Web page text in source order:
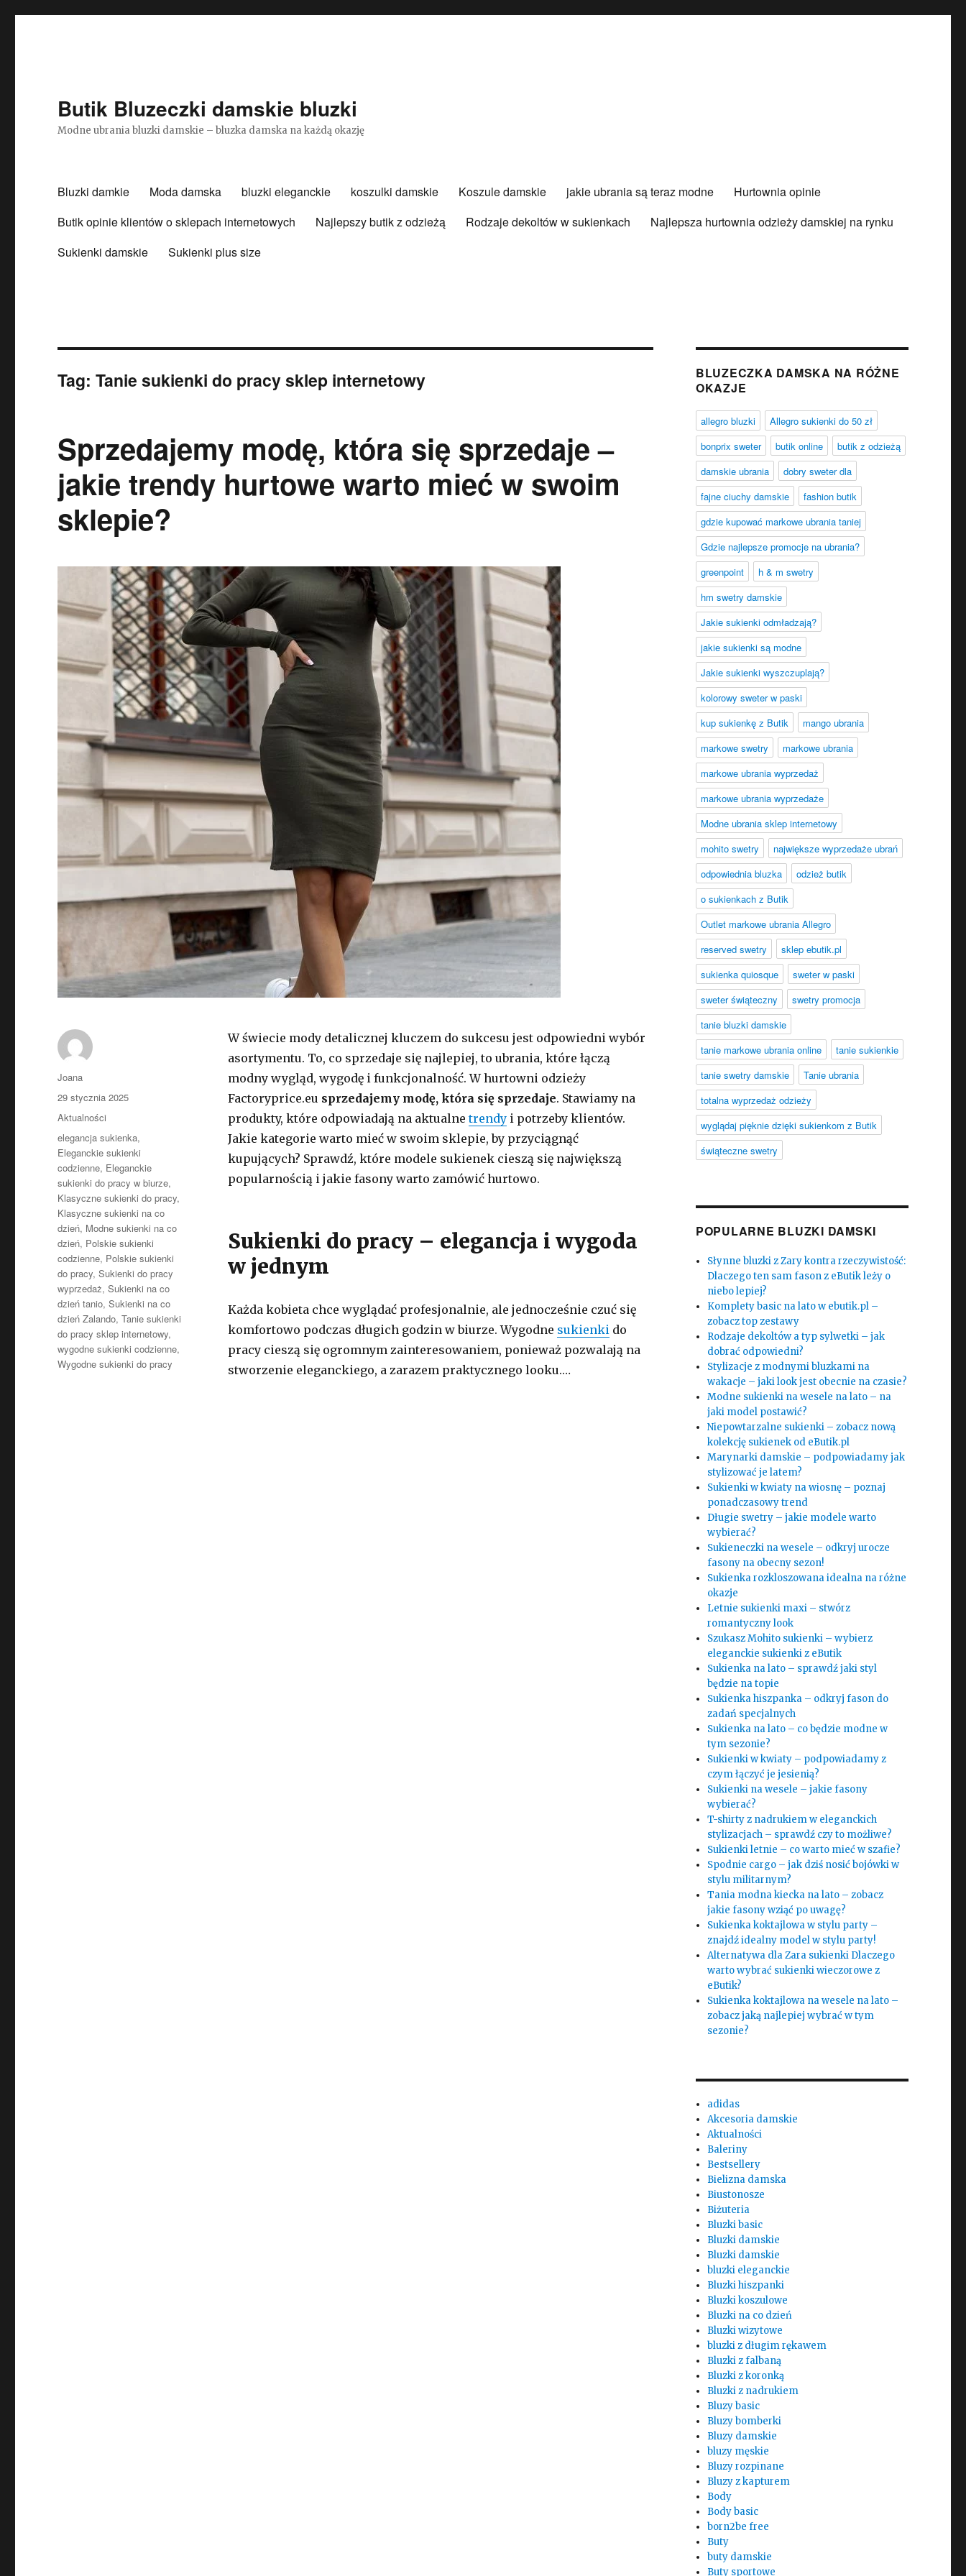
Butik Bluzeczki damskie bluzki
Modne ubrania bluzki damskie – bluzka damska na każdą okazję
Bluzki damkie Moda damska bluzki eleganckie koszulki damskie Koszule damskie jakie ubrania są teraz modne
Hurtownia opinie
Butik opinie klientów o sklepach internetowych
Najlepszy butik z odzieżą Rodzaje dekoltów w sukienkach
Najlepsza hurtownia odzieży damskiej na rynku
Sukienki damskie
Sukienki plus size
Tag:Tanie sukienki do pracy sklep internetowy
Sprzedajemy modę, która się sprzedaje –
jakie trendy hurtowe warto mieć w swoim
sklepie?
W świecie mody detalicznej kluczem do sukcesu jest odpowiedni wybór
asortymentu. To, co sprzedaje się najlepiej, to ubrania, które łączą
modny wygląd, wygodę i funkcjonalność. W hurtowni odzieży
Factoryprice.eu sprzedajemy modę, która się sprzedaje. Stawiamy na
produkty, które odpowiadają na aktualnetrendyi potrzeby klientów.
Jakie kategorie warto mieć w swoim sklepie, by przyciągnąć
kupujących? Sprawdź, które modele sukienek cieszą się największą
popularnością i jakie fasony warto zamówić hurtowo.
Sukienki do pracy – elegancja i wygoda
w jednym
Każda kobieta chce wyglądać profesjonalnie, ale jednocześnie czuć się
komfortowo podczas długich godzin w biurze. Wygodne sukienkido
pracy cieszą się ogromnym zainteresowaniem, ponieważ pozwalają na
stworzenie eleganckiego, a zarazem praktycznego looku.…
Autor
Joana
Opublikowano
29 stycznia 2025
Kategorie
Aktualności
Tagi
elegancja sukienka,
Eleganckie sukienki
codzienne, Eleganckie
sukienki do pracy w biurze,
Klasyczne sukienki do pracy,
Klasyczne sukienki na co
dzień, Modne sukienki na co
dzień, Polskie sukienki
codzienne, Polskie sukienki
do pracy,Sukienki do pracy
wyprzedaż,Sukienki na co
dzień tanio,Sukienki na co
dzień Zalando,Tanie sukienki
do pracy sklep internetowy,
wygodne sukienki codzienne,
Wygodne sukienki do pracy
BLUZECZKA DAMSKA NA RÓŻNE
OKAZJE
allegro bluzki
Allegro sukienki do 50 zł
bonprix sweter
butik online
butik z odzieżą
damskie ubrania
dobry sweter dla
fajne ciuchy damskie
fashion butik
gdzie kupować markowe ubrania taniej
Gdzie najlepsze promocje na ubrania?
greenpoint
h & m swetry
hm swetry damskie
Jakie sukienki odmładzają?
jakie sukienki są modne
Jakie sukienki wyszczuplają?
kolorowy sweter w paski
kup sukienkę z Butik
mango ubrania
markowe swetry
markowe ubrania
markowe ubrania wyprzedaż
markowe ubrania wyprzedaże
Modne ubrania sklep internetowy
mohito swetry
największe wyprzedaże ubrań
odpowiednia bluzka
odzież butik
o sukienkach z Butik
Outlet markowe ubrania Allegro
reserved swetry
sklep ebutik.pl
sukienka quiosque
sweter w paski
sweter świąteczny
swetry promocja
tanie bluzki damskie
tanie markowe ubrania online
tanie sukienkie
tanie swetry damskie
Tanie ubrania
totalna wyprzedaż odzieży
wyglądaj pięknie dzięki sukienkom z Butik
świąteczne swetry
POPULARNE BLUZKI DAMSKI
Słynne bluzki z Zary kontra rzeczywistość:
Dlaczego ten sam fason z eButik leży o
niebo lepiej?
Komplety basic na lato w ebutik.pl –
zobacz top zestawy
Rodzaje dekoltów a typ sylwetki – jak
dobrać odpowiedni?
Stylizacje z modnymi bluzkami na
wakacje – jaki look jest obecnie na czasie?
Modne sukienki na wesele na lato – na
jaki model postawić?
Niepowtarzalne sukienki – zobacz nową
kolekcję sukienek od eButik.pl
Marynarki damskie – podpowiadamy jak
stylizować je latem?
Sukienki w kwiaty na wiosnę – poznaj
ponadczasowy trend
Długie swetry – jakie modele warto
wybierać?
Sukieneczki na wesele – odkryj urocze
fasony na obecny sezon!
Sukienka rozkloszowana idealna na różne
okazje
Letnie sukienki maxi – stwórz
romantyczny look
Szukasz Mohito sukienki – wybierz
eleganckie sukienki z eButik
Sukienka na lato – sprawdź jaki styl
będzie na topie
Sukienka hiszpanka – odkryj fason do
zadań specjalnych
Sukienka na lato – co będzie modne w
tym sezonie?
Sukienki w kwiaty – podpowiadamy z
czym łączyć je jesienią?
Sukienki na wesele – jakie fasony
wybierać?
T-shirty z nadrukiem w eleganckich
stylizacjach – sprawdź czy to możliwe?
Sukienki letnie – co warto mieć w szafie?
Spodnie cargo – jak dziś nosić bojówki w
stylu militarnym?
Tania modna kiecka na lato – zobacz
jakie fasony wziąć po uwagę?
Sukienka koktajlowa w stylu party –
znajdź idealny model w stylu party!
Alternatywa dla Zara sukienki Dlaczego
warto wybrać sukienki wieczorowe z
eButik?
Sukienka koktajlowa na wesele na lato –
zobacz jaką najlepiej wybrać w tym
sezonie?
adidas
Akcesoria damskie
Aktualności
Baleriny
Bestsellery
Bielizna damska
Biustonosze
Biżuteria
Bluzki basic
Bluzki damskie
Bluzki damskie
bluzki eleganckie
Bluzki hiszpanki
Bluzki koszulowe
Bluzki na co dzień
Bluzki wizytowe
bluzki z długim rękawem
Bluzki z falbaną
Bluzki z koronką
Bluzki z nadrukiem
Bluzy basic
Bluzy bomberki
Bluzy damskie
bluzy męskie
Bluzy rozpinane
Bluzy z kapturem
Body
Body basic
born2be free
Buty
buty damskie
Buty sportowe